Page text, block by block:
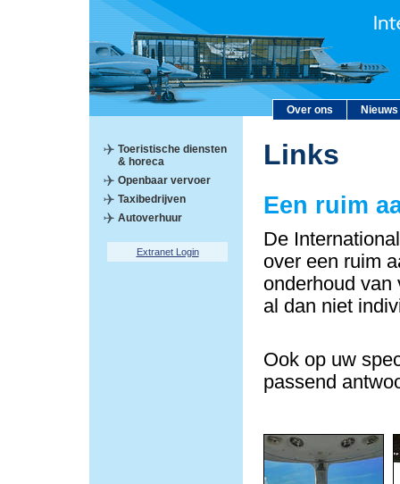
Over ons Nieuws
Toeristische diensten
& horeca
Openbaar vervoer
Taxibedrijven
Autoverhuur
Extranet Login
Links
Een ruim
De
over een ruim
onderhoud van
al dan niet
Ook op uw
passend